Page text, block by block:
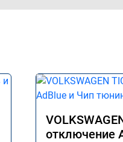
отключение